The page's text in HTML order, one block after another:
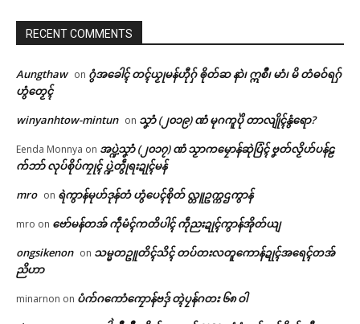
RECENT COMMENTS
Aungthaw on ဂွံအခေါၚ် တၚ်ယၟုမန်ဟီုဂှ် ၜိုတ်ဆ နာဲ၊ ဣစဳ၊ မာံ၊ မိ တံဓဝ်ရဂှ်
ဟွံတၟေၚ်
winyanhtow-mintun on သၞာံ (၂၀၁၉) ဏံ မုဂကူပိုဲ တာလျိုၚ်နွံရော?
Eenda Monnya on အပ္ဍဲသၞာံ (၂၀၁၇) ဏံ သၟာကမၠောန်ဆုဲပြံၚ် ဗၞတ်လၟိဟ်ပန်ဠ
က်ဘာ် လုပ်စိုပ်ကၠုၚ် ပ္ဍဲတွဵုရးဍုၚ်မန်
mro on ရဲကွာန်မုဟ်ဒုန်တံ ဟွံပေၚ်စိုတ် လ္တူဥက္ကဌကွာန်
mro on ဗော်မန်တအ် ကဵုမံၚ်ကတိပါၚ် ကဵုညးဍုၚ်ကွာန်အိုတ်ယျ
ongsikenon on သမ္မတဥူတိၚ်သိၚ် တပ်တးလတူကောန်ဍုၚ်အရေၚ်တအ်
ညိဟာ
minarnon on ပံက်ဂကောံကၠောန်ဗဒှ် တ္ၚဲပၠန်ဂတး ၆၈ ဝါ